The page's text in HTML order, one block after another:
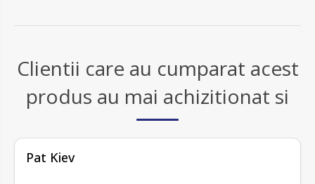
Clientii care au cumparat acest
produs au mai achizitionat si
Pat Kiev